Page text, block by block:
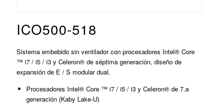
ICO500-518
Sistema embebido sin ventilador con procesadores Intel® Core
™ i7 / i5 / i3 y Celeron® de séptima generación, diseño de
expansión de E / S modular dual.
Procesadores Intel® Core ™ i7 / i5 / i3 y Celeron® de 7.a
generación (Kaby Lake-U)